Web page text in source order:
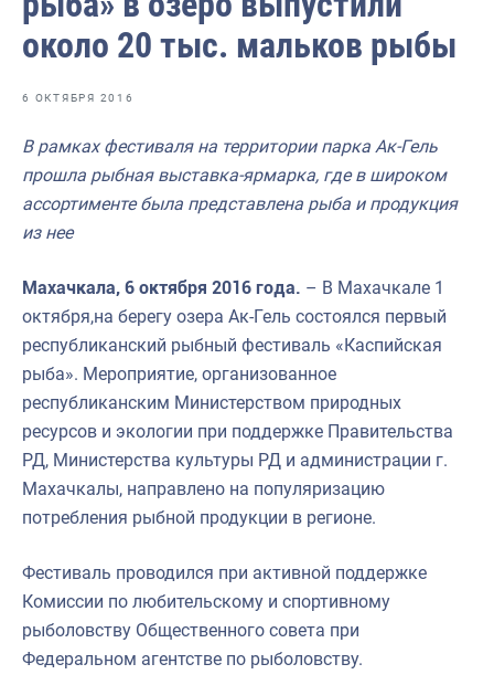
Отраслевые СМИ
Выставки и конференции
Научно-практическая литература
Рыбоохрана России
Отрасль в цифрах
Укрепление духовно-нравственных ценностей
События в России и мире
около 20 тыс. мальков рыбы
6 ОКТЯБРЯ 2016
В рамках фестиваля на территории парка Ак-Гель
прошла рыбная выставка-ярмарка, где в широком
ассортименте была представлена рыба и продукция
из нее
Махачкала, 6 октября 2016 года. – В Махачкале 1
октября,на берегу озера Ак-Гель состоялся первый
республиканский рыбный фестиваль «Каспийская
рыба». Мероприятие, организованное
республиканским Министерством природных
ресурсов и экологии при поддержке Правительства
РД, Министерства культуры РД и администрации г.
Махачкалы, направлено на популяризацию
потребления рыбной продукции в регионе.
Фестиваль проводился при активной поддержке
Комиссии по любительскому и спортивному
рыболовству Общественного совета при
Федеральном агентстве по рыболовству.